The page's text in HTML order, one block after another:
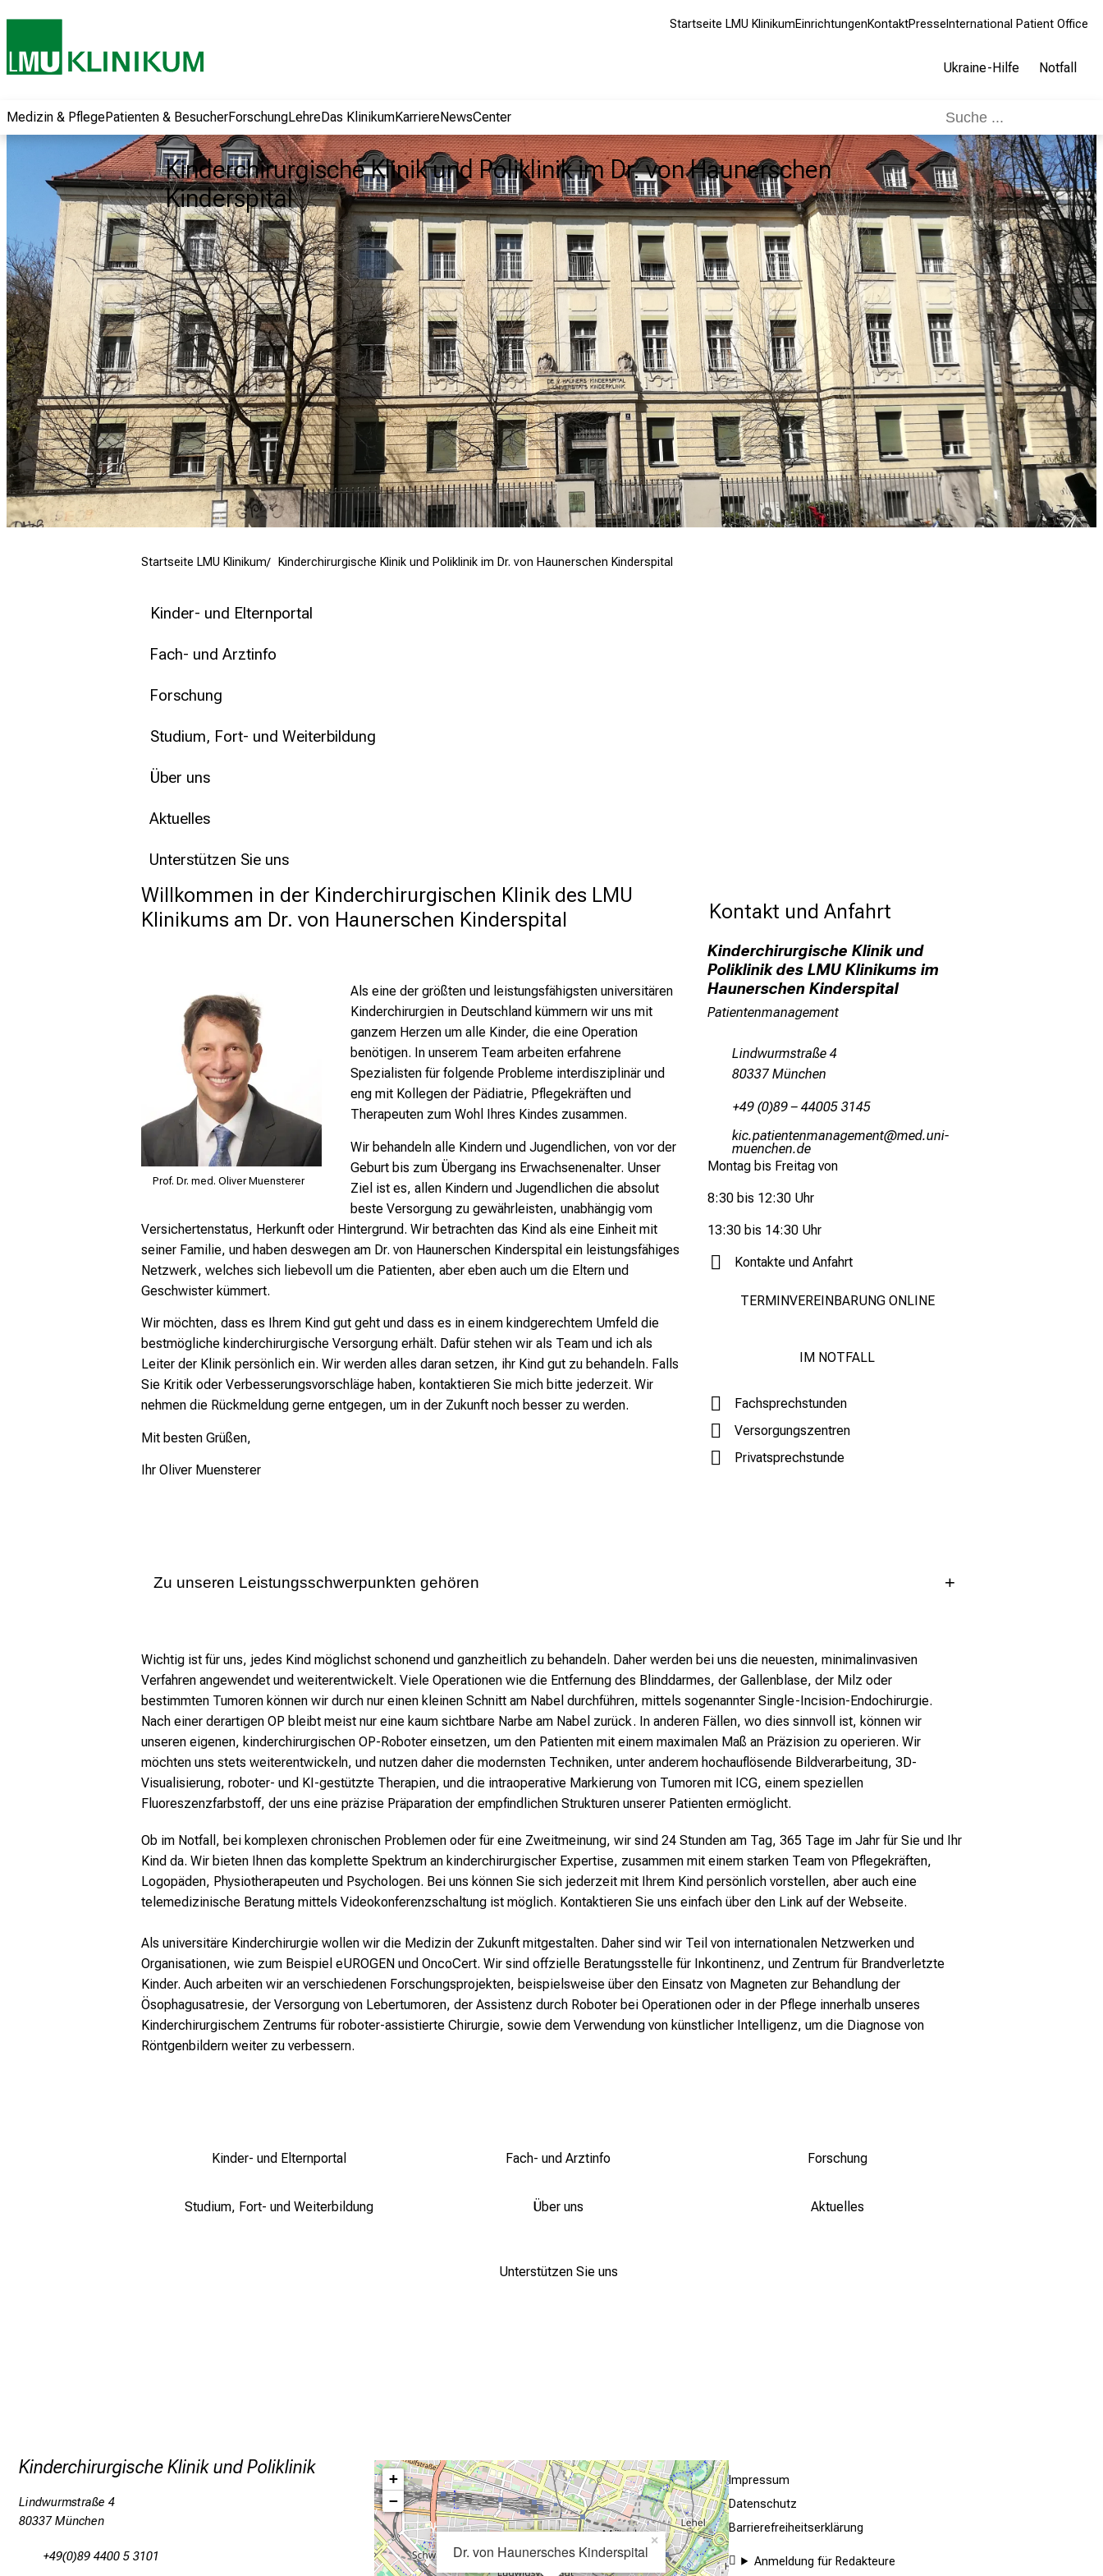
Startseite LMU KlinikumEinrichtungenKontaktPresse International Patient Office
Ukraine-Hilfe Notfall
Medizin & PflegePatienten & BesucherForschungLehreDas KlinikumKarriereNewsCenter
Kinderchirurgische Klinik und Poliklinik im Dr. von Haunerschen
Kinderspital
Startseite LMU Klinikum Kinderchirurgische Klinik und Poliklinik im Dr. von Haunerschen Kinderspital
Kinder- und Elternportal
Fach- und Arztinfo
Forschung
Studium, Fort- und Weiterbildung
Über uns
Aktuelles
Unterstützen Sie uns
Willkommen in der Kinderchirurgischen Klinik des LMU
Klinikums am Dr. von Haunerschen Kinderspital
Prof. Dr. med. Oliver Muensterer
Als eine der größten und leistungsfähigsten universitären
Kinderchirurgien in Deutschland kümmern wir uns mit
ganzem Herzen um alle Kinder, die eine Operation
benötigen. In unserem Team arbeiten erfahrene
Spezialisten für folgende Probleme interdisziplinär und
eng mit Kollegen der Pädiatrie, Pflegekräften und
Therapeuten zum Wohl Ihres Kindes zusammen.
Wir behandeln alle Kindern und Jugendlichen, von vor der
Geburt bis zum Übergang ins Erwachsenenalter. Unser
Ziel ist es, allen Kindern und Jugendlichen die absolut
beste Versorgung zu gewährleisten, unabhängig vom
Versichertenstatus, Herkunft oder Hintergrund. Wir betrachten das Kind als eine Einheit mit
seiner Familie, und haben deswegen am Dr. von Haunerschen Kinderspital ein leistungsfähiges
Netzwerk, welches sich liebevoll um die Patienten, aber eben auch um die Eltern und
Geschwister kümmert.
Wir möchten, dass es Ihrem Kind gut geht und dass es in einem kindgerechtem Umfeld die
bestmögliche kinderchirurgische Versorgung erhält. Dafür stehen wir als Team und ich als
Leiter der Klinik persönlich ein. Wir werden alles daran setzen, ihr Kind gut zu behandeln. Falls
Sie Kritik oder Verbesserungsvorschläge haben, kontaktieren Sie mich bitte jederzeit. Wir
nehmen die Rückmeldung gerne entgegen, um in der Zukunft noch besser zu werden.
Mit besten Grüßen,
Ihr Oliver Muensterer
Kontakt und Anfahrt
Kinderchirurgische Klinik und
Poliklinik des LMU Klinikums im
Haunerschen Kinderspital
Patientenmanagement
Lindwurmstraße 4
80337 München
+49 (0)89 – 44005 3145
olysögbliubiuvngugxiDviub
vimsfJul_
vfiunyziu mi
Montag bis Freitag von
8:30 bis 12:30 Uhr
13:30 bis 14:30 Uhr
Kontakte und Anfahrt
TERMINVEREINBARUNG ONLINE
IM NOTFALL
Fachsprechstunden
Versorgungszentren
Privatsprechstunde
Zu unseren Leistungsschwerpunkten gehören
Eingriffe am Bauch
Eingriffe am Brustkorb
Urologische Probleme
Knochenbrüche, Verbrennungen und Mehrfachverletzungen
Solide Tumoren
Plastisch-rekonstruktive Fragestellungen
Gefäßanomalien
Darm- und Urininkontinenz
Kraniospinale Probleme
Wichtig ist für uns, jedes Kind möglichst schonend und ganzheitlich zu behandeln. Daher werden bei uns die neuesten, minimalinvasiven
Verfahren angewendet und weiterentwickelt. Viele Operationen wie die Entfernung des Blinddarmes, der Gallenblase, der Milz oder
bestimmten Tumoren können wir durch nur einen kleinen Schnitt am Nabel durchführen, mittels sogenannter Single-Incision-Endochirurgie.
Nach einer derartigen OP bleibt meist nur eine kaum sichtbare Narbe am Nabel zurück. In anderen Fällen, wo dies sinnvoll ist, können wir
unseren eigenen, kinderchirurgischen OP-Roboter einsetzen, um den Patienten mit einem maximalen Maß an Präzision zu operieren. Wir
möchten uns stets weiterentwickeln, und nutzen daher die modernsten Techniken, unter anderem hochauflösende Bildverarbeitung, 3D-
Visualisierung, roboter- und KI-gestützte Therapien, und die intraoperative Markierung von Tumoren mit ICG, einem speziellen
Fluoreszenzfarbstoff, der uns eine präzise Präparation der empfindlichen Strukturen unserer Patienten ermöglicht.
Ob im Notfall, bei komplexen chronischen Problemen oder für eine Zweitmeinung, wir sind 24 Stunden am Tag, 365 Tage im Jahr für Sie und Ihr
Kind da. Wir bieten Ihnen das komplette Spektrum an kinderchirurgischer Expertise, zusammen mit einem starken Team von Pflegekräften,
Logopäden, Physiotherapeuten und Psychologen. Bei uns können Sie sich jederzeit mit Ihrem Kind persönlich vorstellen, aber auch eine
telemedizinische Beratung mittels Videokonferenzschaltung ist möglich. Kontaktieren Sie uns einfach über den Link auf der Webseite.
Als universitäre Kinderchirurgie wollen wir die Medizin der Zukunft mitgestalten. Daher sind wir Teil von internationalen Netzwerken und
Organisationen, wie zum Beispiel eUROGEN und OncoCert. Wir sind offzielle Beratungsstelle für Inkontinenz, und Zentrum für Brandverletzte
Kinder. Auch arbeiten wir an verschiedenen Forschungsprojekten, beispielsweise über den Einsatz von Magneten zur Behandlung der
Ösophagusatresie, der Versorgung von Lebertumoren, der Assistenz durch Roboter bei Operationen oder in der Pflege innerhalb unseres
Kinderchirurgischem Zentrums für roboter-assistierte Chirurgie, sowie dem Verwendung von künstlicher Intelligenz, um die Diagnose von
Röntgenbildern weiter zu verbessern.
Kinder- und Elternportal Fach- und Arztinfo Forschung
Studium, Fort- und Weiterbildung Über uns Aktuelles
Unterstützen Sie uns
Informationen zu
Jobs, Ausbildungen
Weiterbildungen.
Kommen Sie
vorbei, tauschen
Sie sich mit
Kollegen aus und
lassen Sie sich von
der gelebten
Pflegewissenschaft
begeistern – ganz
unverbindlich und
ohne Anmeldung.
mehr Informationen
Schließen
Kinderchirurgische Klinik und Poliklinik
Lindwurmstraße 4
80337 München
+49(0)89 4400 5 3101 Dr. von Haunersches Kinderspital
×
+
−
Impressum
Datenschutz
Barrierefreiheitserklärung
Anmeldung für Redakteure